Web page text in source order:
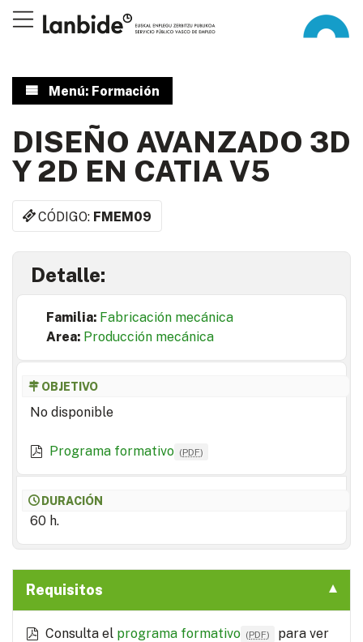
Menú: Formación
DISEÑO AVANZADO 3D
Y 2D EN CATIA V5
CÓDIGO: FMEM09
Detalle:
Familia: Fabricación mecánica
Area: Producción mecánica
OBJETIVO
No disponible
Programa formativo (PDF)
DURACIÓN
60 h.
Requisitos
Consulta el programa formativo (PDF)
para ver